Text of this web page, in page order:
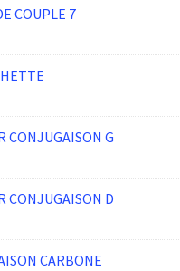
COUPLE 7
CONJUGAISON G
CONJUGAISON D
CARBONE